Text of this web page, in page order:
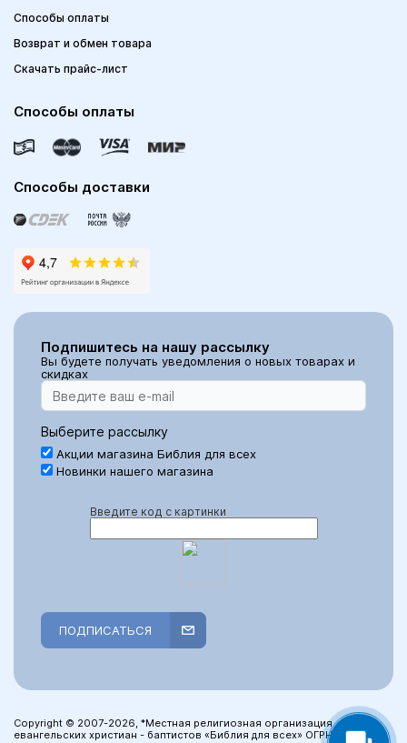
Способы оплаты
Возврат и обмен товара
Скачать прайс-лист
Способы оплаты
Способы доставки
Подпишитесь на нашу рассылку
Вы будете получать уведомления о новых товарах и
скидках
Выберите рассылку
Акции магазина Библия для всех
Новинки нашего магазина
Введите код с картинки
ПОДПИСАТЬСЯ
Copyright © 2007-2026, *Местная религиозная организация
евангельских христиан - баптистов «Библия для всех» ОГРН: